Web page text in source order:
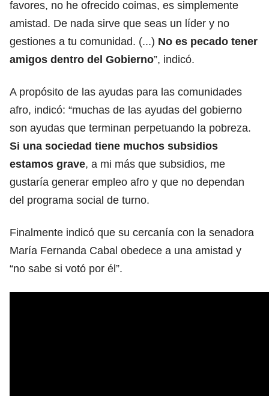
favores, no he ofrecido coimas, es simplemente
amistad. De nada sirve que seas un líder y no
gestiones a tu comunidad. (...) No es pecado tener
amigos dentro del Gobierno”, indicó.
A propósito de las ayudas para las comunidades
afro, indicó: “muchas de las ayudas del gobierno
son ayudas que terminan perpetuando la pobreza.
Si una sociedad tiene muchos subsidios
estamos grave, a mi más que subsidios, me
gustaría generar empleo afro y que no dependan
del programa social de turno.
Finalmente indicó que su cercanía con la senadora
María Fernanda Cabal obedece a una amistad y
“no sabe si votó por él”.